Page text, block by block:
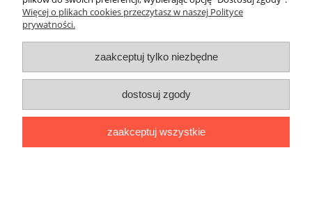
Więcej o plikach cookies przeczytasz w naszej Polityce
prywatności.
zaakceptuj tylko niezbędne
dostosuj zgody
zaakceptuj wszystkie